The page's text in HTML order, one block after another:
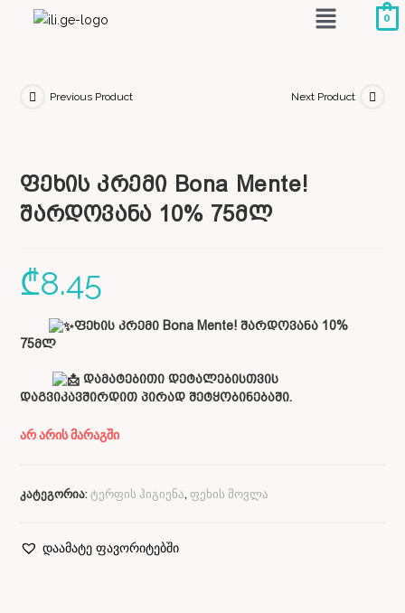
0
Previous Product Next Product
ფეხის კრემი Bona Mente!
შარდოვანა 10% 75მლ
₾8.45
ფეხის კრემი Bona Mente! შარდოვანა 10%
75მლ
დამატებითი დეტალებისთვის
დაგვიკავშირდით პირად შეტყობინებაში.
არ არის მარაგში
კატეგორია:ტერფის ჰიგიენა,ფეხის მოვლა
დაამატე ფავორიტებში